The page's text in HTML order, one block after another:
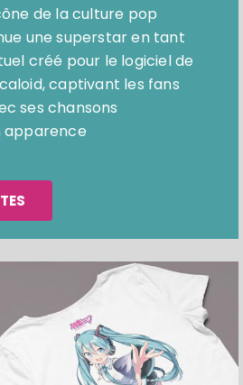
de la culture pop
une superstar en tant
créé pour le logiciel de
captivant les fans
ses chansons
apparence